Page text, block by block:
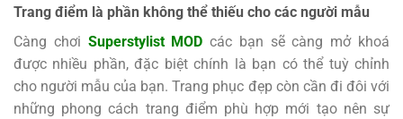
Trang điểm là phần không thể thiếu cho các người mẫu
Càng chơi Superstylist MOD các bạn sẽ càng mở khoá
được nhiều phần, đặc biệt chính là bạn có thể tuỳ chỉnh
cho người mẫu của bạn. Trang phục đẹp còn cần đi đôi với
những phong cách trang điểm phù hợp mới tạo nên sự